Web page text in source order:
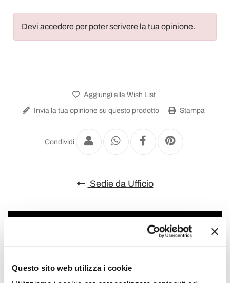
Questo sito web utilizza i cookie
Devi accedere per poter scrivere la tua opinione.
Aggiungi alla Wish List
Invia la tua opinione su questo prodotto Stampa
Condividi
Sedie da Ufficio